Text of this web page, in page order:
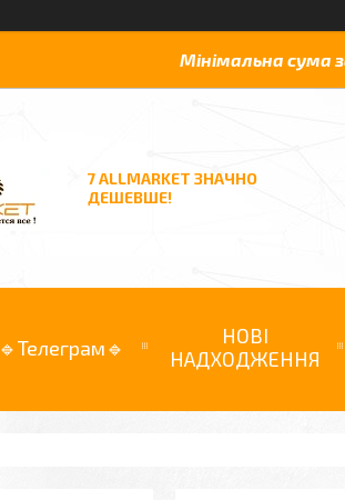
Мінімальна сума
7 ALLMARKET ЗНАЧНО
ДЕШЕВШЕ!
🔹Телеграм🔹
НОВІ
НАДХОДЖЕННЯ